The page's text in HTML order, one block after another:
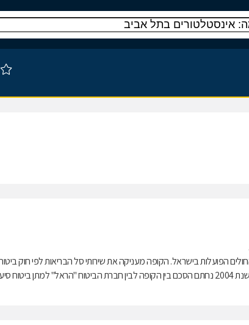
הפועלות בישראל. הקופה מעניקה את שירותי סל הבריאות לפי חוק
בריאות ממלכתי, התשנ"ד-1994, ובנוסף מציעה למבוטחיה תוכניות לביטוח משלים. בשנת 2004 נחתם הסכם בין הקופה לבין חברת הביטוח "הראל" למתן ביטוח